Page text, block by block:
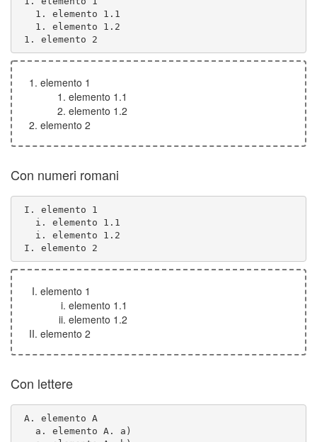
1. elemento 2
elemento 1
elemento 1.1
elemento 1.2
elemento 2
Con numeri romani
I. elemento 2
elemento 1
elemento 1.1
elemento 1.2
elemento 2
Con lettere